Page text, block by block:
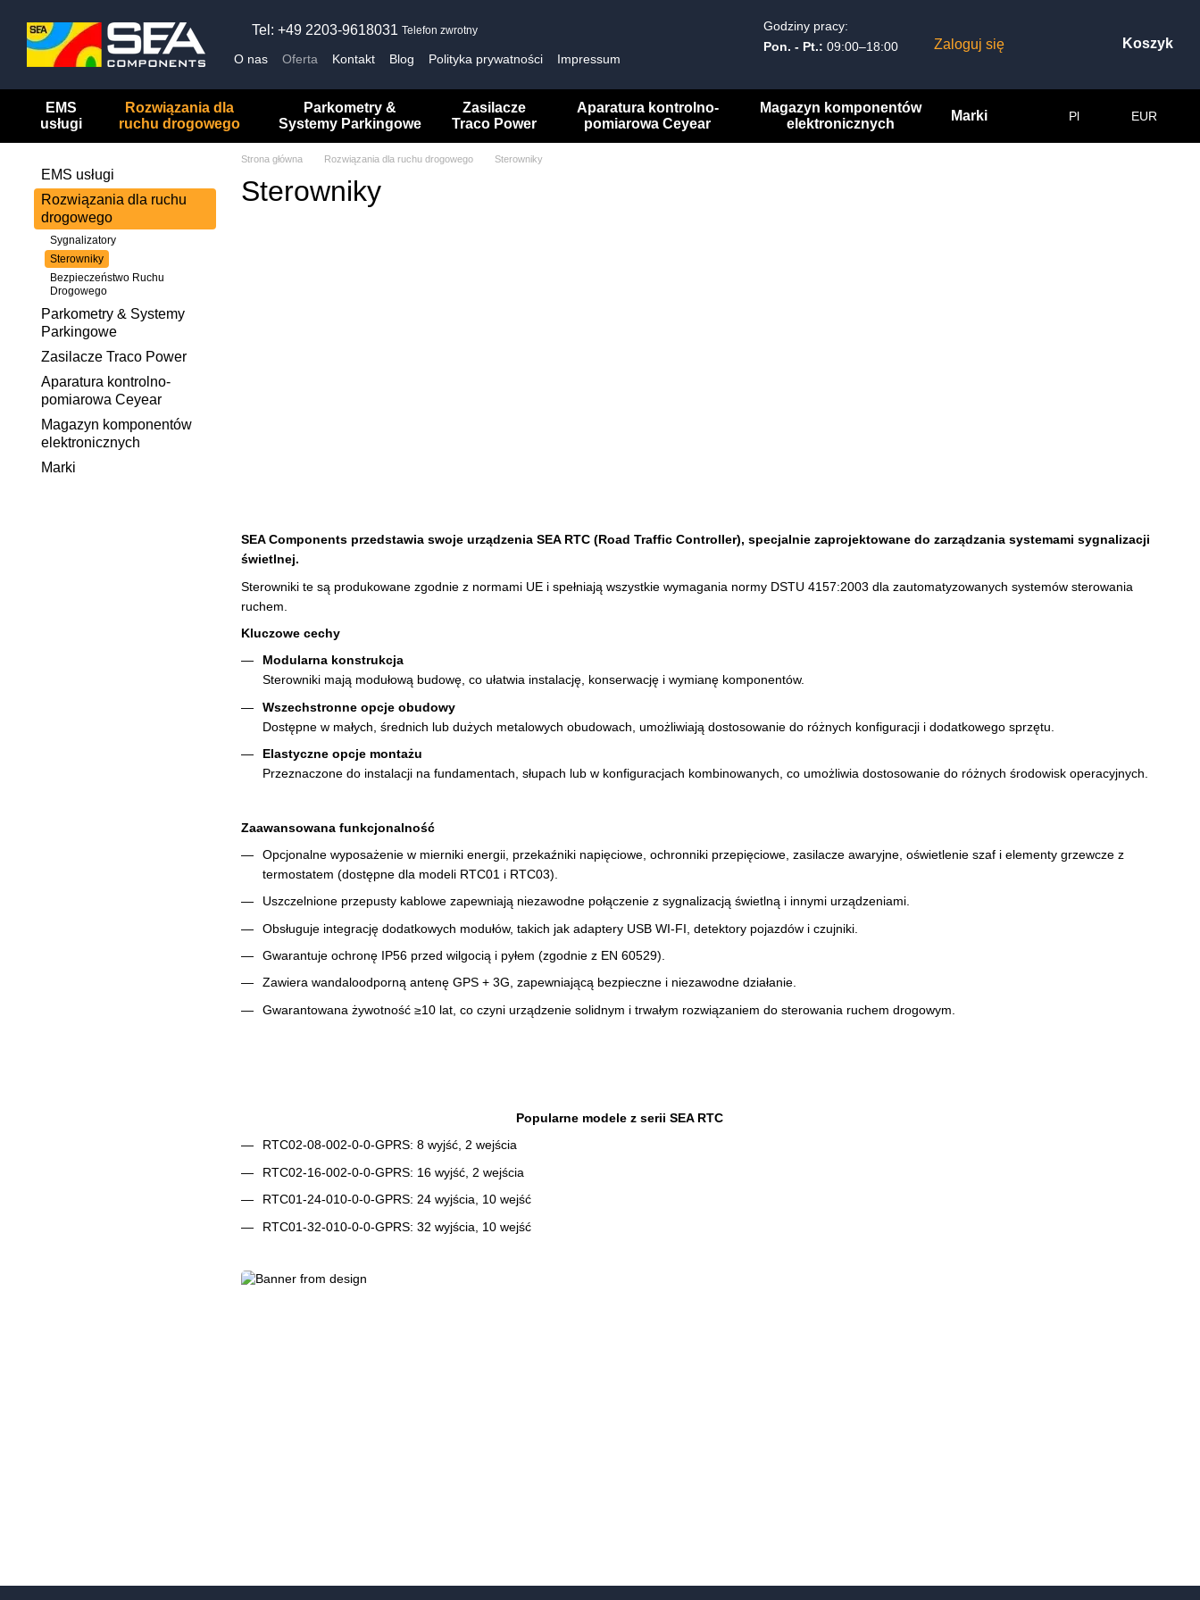
Tel: +49 2203-9618031 Telefon zwrotny
O nas Oferta Kontakt Blog Polityka prywatności Impressum
Godziny pracy:
Pon. - Pt.: 09:00–18:00 Zaloguj się Koszyk
EMS
usługi
Rozwiązania dla
ruchu drogowego
Parkometry &
Systemy Parkingowe
Zasilacze
Traco Power
Aparatura kontrolno-
pomiarowa Ceyear
Magazyn komponentów
elektronicznych
Marki Pl EUR
Strona główna Rozwiązania dla ruchu drogowego Sterowniky
Sterowniky
SEA Components przedstawia swoje urządzenia SEA RTC (Road Traffic Controller), specjalnie zaprojektowane do zarządzania systemami sygnalizacji
świetlnej.
Sterowniki te są produkowane zgodnie z normami UE i spełniają wszystkie wymagania normy DSTU 4157:2003 dla zautomatyzowanych systemów sterowania
ruchem.
Kluczowe cechy
Modularna konstrukcja
Sterowniki mają modułową budowę, co ułatwia instalację, konserwację i wymianę komponentów.
Wszechstronne opcje obudowy
Dostępne w małych, średnich lub dużych metalowych obudowach, umożliwiają dostosowanie do różnych konfiguracji i dodatkowego sprzętu.
Elastyczne opcje montażu
Przeznaczone do instalacji na fundamentach, słupach lub w konfiguracjach kombinowanych, co umożliwia dostosowanie do różnych środowisk operacyjnych.
Zaawansowana funkcjonalność
Opcjonalne wyposażenie w mierniki energii, przekaźniki napięciowe, ochronniki przepięciowe, zasilacze awaryjne, oświetlenie szaf i elementy grzewcze z
termostatem (dostępne dla modeli RTC01 i RTC03).
Uszczelnione przepusty kablowe zapewniają niezawodne połączenie z sygnalizacją świetlną i innymi urządzeniami.
Obsługuje integrację dodatkowych modułów, takich jak adaptery USB WI-FI, detektory pojazdów i czujniki.
Gwarantuje ochronę IP56 przed wilgocią i pyłem (zgodnie z EN 60529).
Zawiera wandaloodporną antenę GPS + 3G, zapewniającą bezpieczne i niezawodne działanie.
Gwarantowana żywotność ≥10 lat, co czyni urządzenie solidnym i trwałym rozwiązaniem do sterowania ruchem drogowym.
Popularne modele z serii SEA RTC
RTC02-08-002-0-0-GPRS: 8 wyjść, 2 wejścia
RTC02-16-002-0-0-GPRS: 16 wyjść, 2 wejścia
RTC01-24-010-0-0-GPRS: 24 wyjścia, 10 wejść
RTC01-32-010-0-0-GPRS: 32 wyjścia, 10 wejść
EMS usługi
Rozwiązania dla ruchu
drogowego
Sygnalizatory
Sterowniky
Bezpieczeństwo Ruchu
Drogowego
Parkometry & Systemy
Parkingowe
Zasilacze Traco Power
Aparatura kontrolno-
pomiarowa Ceyear
Magazyn komponentów
elektronicznych
Marki